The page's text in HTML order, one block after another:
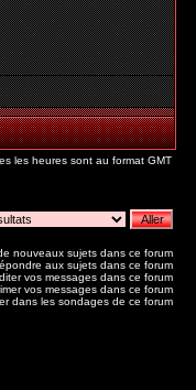
les heures sont au format GMT
nouveaux sujets dans ce forum
aux sujets dans ce forum
vos messages dans ce forum
vos messages dans ce forum
dans les sondages de ce forum